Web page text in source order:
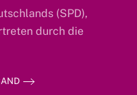
(SPD),
durch die